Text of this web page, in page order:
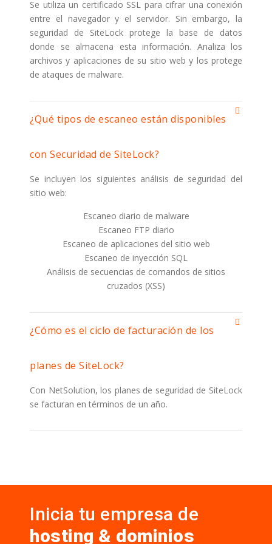
Se utiliza un certificado SSL para cifrar una conexión
entre el navegador y el servidor. Sin embargo, la
seguridad de SiteLock protege la base de datos
donde se almacena esta información. Analiza los
archivos y aplicaciones de su sitio web y los protege
de ataques de malware.
¿Qué tipos de escaneo están disponibles
con Securidad de SiteLock?
Se incluyen los siguientes análisis de seguridad del
sitio web:
Escaneo diario de malware
Escaneo FTP diario
Escaneo de aplicaciones del sitio web
Escaneo de inyección SQL
Análisis de secuencias de comandos de sitios
cruzados (XSS)
¿Cómo es el ciclo de facturación de los
planes de SiteLock?
Con NetSolution, los planes de seguridad de SiteLock
se facturan en términos de un año.
Inicia tu empresa de
hosting & dominios